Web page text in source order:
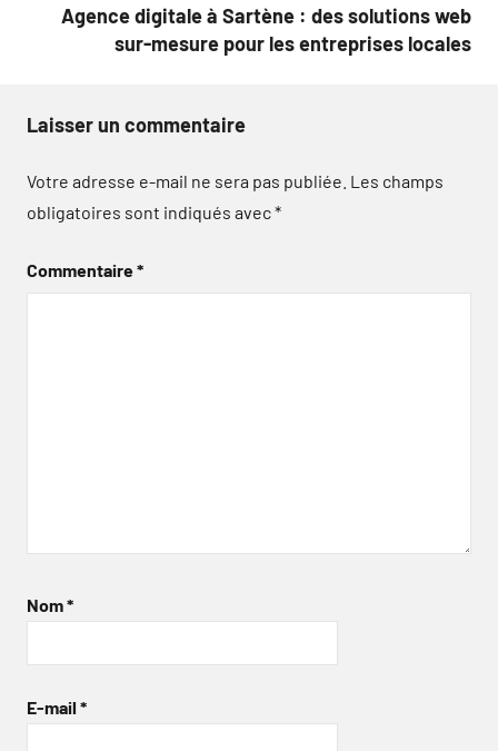
Agence digitale à Sartène : des solutions web
sur-mesure pour les entreprises locales
Laisser un commentaire
Votre adresse e-mail ne sera pas publiée. Les champs
obligatoires sont indiqués avec*
Commentaire*
Nom*
E-mail *